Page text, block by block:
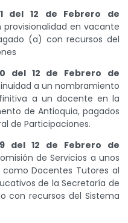
del 12 de Febrero de
en vacante
(a) con recursos del
del 12 de Febrero de
a un nombramiento
a un docente en la
de Antioquia, pagados
de Participaciones.
del 12 de Febrero de
de Servicios a unos
Docentes Tutores al
de la Secretaría de
con recursos del Sistema